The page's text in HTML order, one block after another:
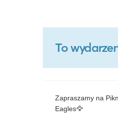
To
Zapraszamy na
Eagles🦅